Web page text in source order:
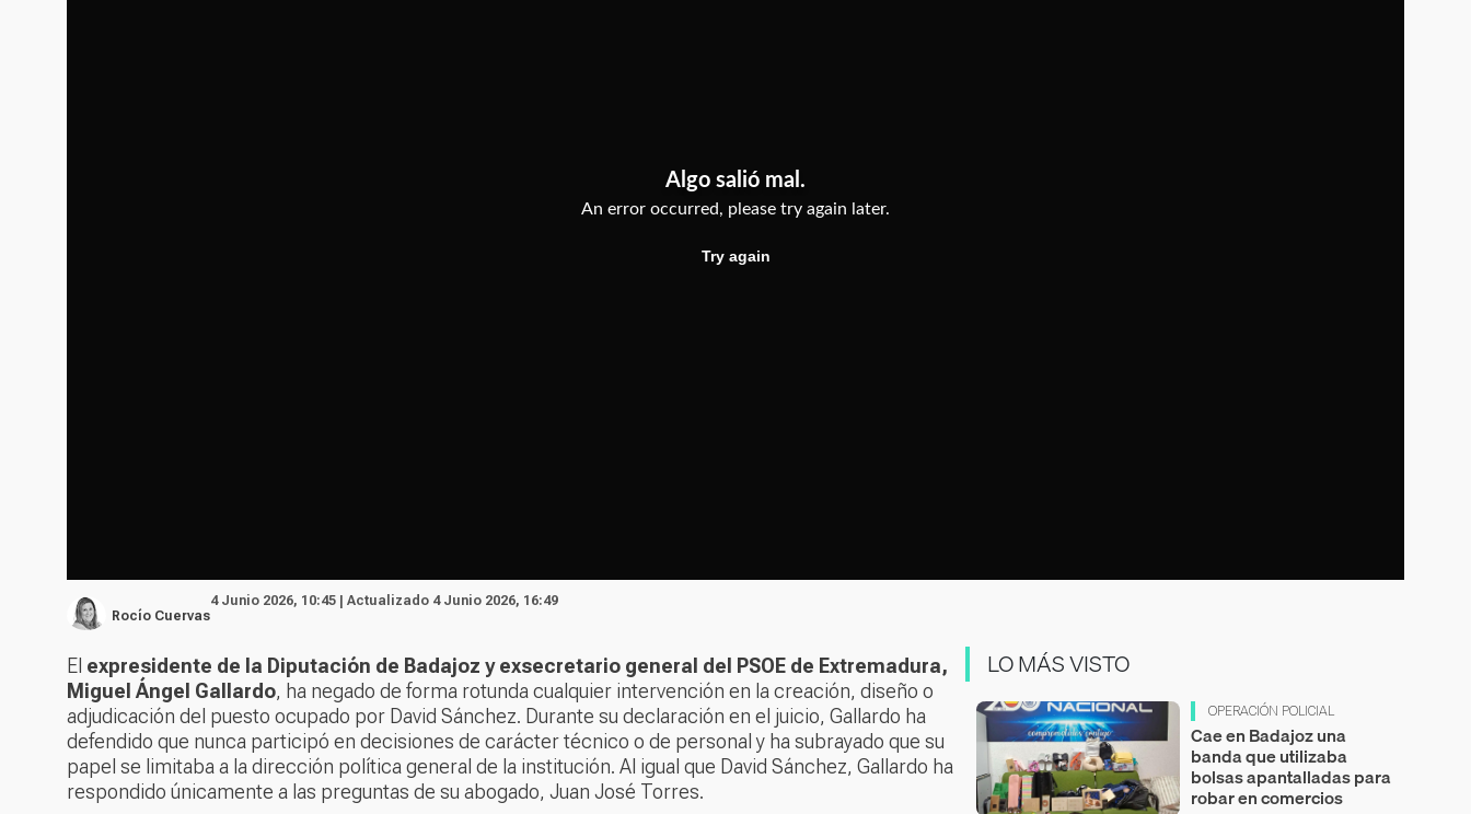
Rocío Cuervas
4 Junio 2026, 10:45 | Actualizado 4 Junio 2026, 16:49
El expresidente de la Diputación de Badajoz y exsecretario general del PSOE de Extremadura,
Miguel Ángel Gallardo, ha negado de forma rotunda cualquier intervención en la creación, diseño o
adjudicación del puesto ocupado por David Sánchez. Durante su declaración en el juicio, Gallardo ha
defendido que nunca participó en decisiones de carácter técnico o de personal y ha subrayado que su
papel se limitaba a la dirección política general de la institución. Al igual que David Sánchez, Gallardo ha
respondido únicamente a las preguntas de su abogado, Juan José Torres.
LO MÁS VISTO
OPERACIÓN POLICIAL
Cae en Badajoz una
banda que utilizaba
bolsas apantalladas para
robar en comercios